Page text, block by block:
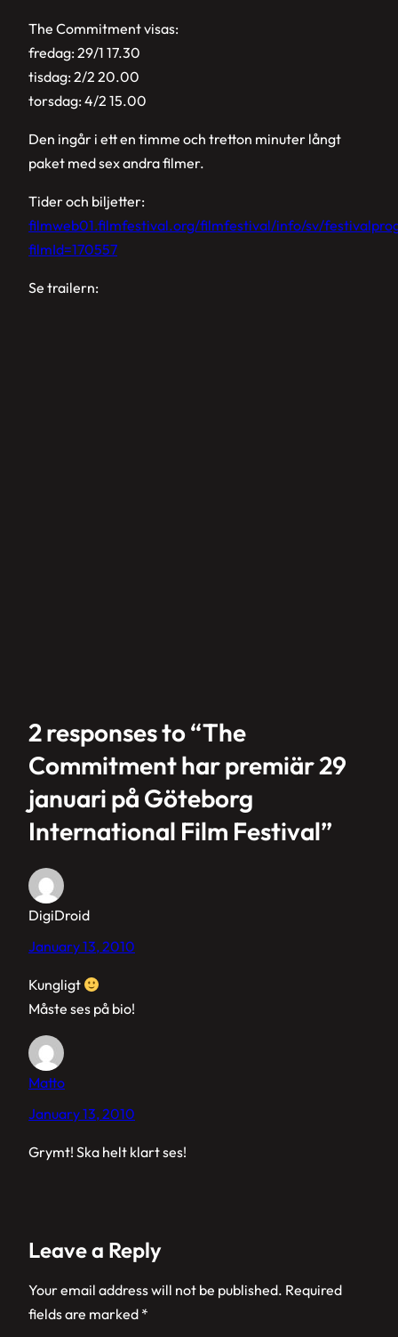
The Commitment visas:
fredag: 29/1 17.30
tisdag: 2/2 20.00
torsdag: 4/2 15.00
Den ingår i ett en timme och tretton minuter långt
paket med sex andra filmer.
Tider och biljetter:
filmweb01.filmfestival.org/filmfestival/info/sv/
filmId=170557
Se trailern:
2 responses to “The
Commitment har premiär 29
januari på Göteborg
International Film Festival”
DigiDroid
January 13, 2010
Kungligt
Måste ses på bio!
Matto
January 13, 2010
Grymt! Ska helt klart ses!
Leave a Reply
Your email address will not be published. Required
fields are marked *